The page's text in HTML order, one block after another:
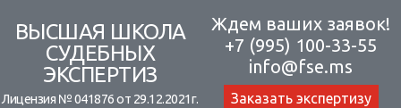
content
ВЫСШАЯ ШКОЛА
СУДЕБНЫХ
ЭКСПЕРТИЗ
Лицензия № 041876 от 29.12.2021г.
Ждем ваших заявок!
+7 (995) 100-33-55
info@fse.ms
Заказать экспертизу